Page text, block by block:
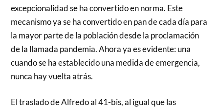
excepcionalidad se ha convertido en norma. Este
mecanismo ya se ha convertido en pan de cada día para
la mayor parte de la población desde la proclamación
de la llamada pandemia. Ahora ya es evidente: una
cuando se ha establecido una medida de emergencia,
nunca hay vuelta atrás.
El traslado de Alfredo al 41-bis, al igual que las